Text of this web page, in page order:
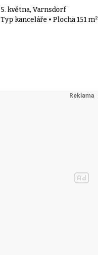
5. května, Varnsdorf
Typ kanceláře • Plocha 151 m²